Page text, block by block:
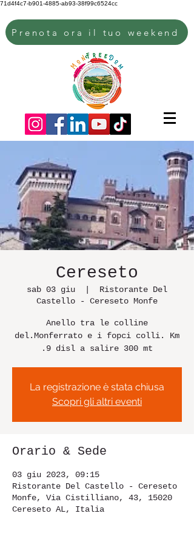
71d4f4c7-b901-4885-ab93-38f99c6524cc
Prenota ora il tuo weekend
Cereseto
sab 03 giu
Ristorante Del
Castello - Cereseto Monfe
Anello tra le colline
del.Monferrato e i fopci colli. Km
.9 disl a salire 300 mt
La registrazione è stata chiusa
Scopri gli altri eventi
Orario & Sede
03 giu 2023, 09:15
Ristorante Del Castello - Cereseto
Monfe, Via Cistilliano, 43, 15020
Cereseto AL, Italia